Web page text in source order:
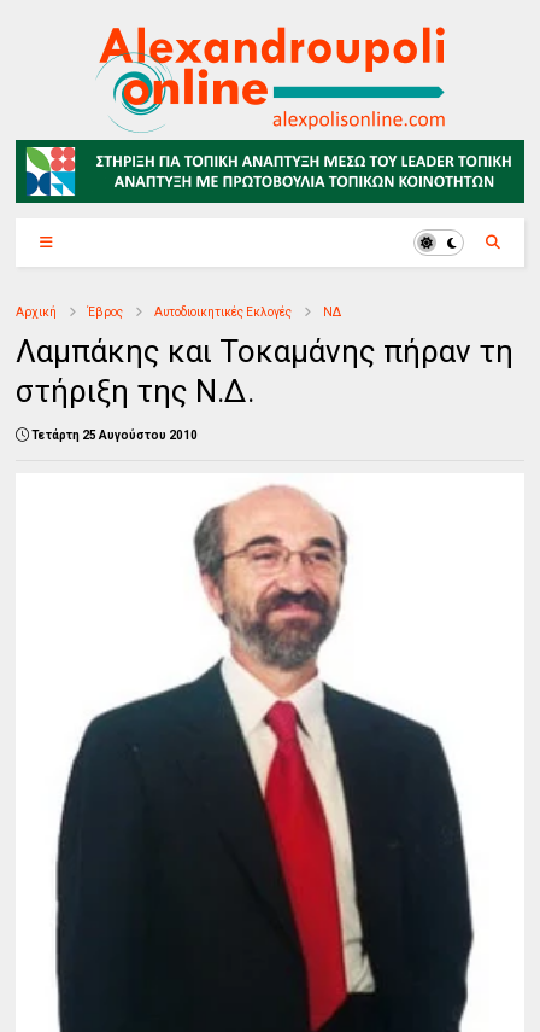
Αρχική Έβρος Αυτοδιοικητικές Εκλογές ΝΔ
Λαμπάκης και Τοκαμάνης πήραν τη
στήριξη της Ν.Δ.
Τετάρτη 25 Αυγούστου 2010